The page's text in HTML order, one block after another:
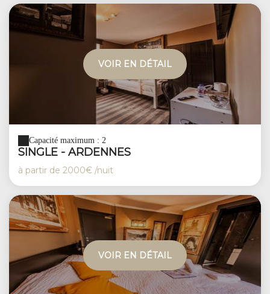
VOIR EN DÉTAIL
Capacité maximum : 2
SINGLE - ARDENNES
à partir de 2000€ /nuit
VOIR EN DÉTAIL